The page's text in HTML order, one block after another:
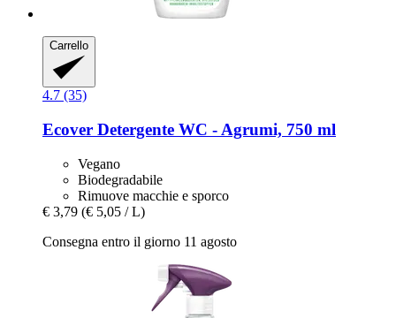
Carrello
4.7 (35)
Ecover Detergente WC -​ Agrumi, 750 ml
Vegano
Biodegradabile
Rimuove macchie e sporco
€ 3,79 (€ 5,05 / L)
Consegna entro il giorno 11 agosto